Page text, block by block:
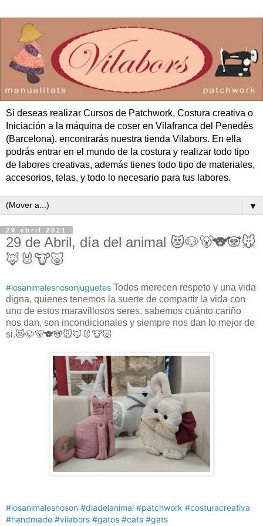
Si deseas realizar Cursos de Patchwork, Costura creativa o
Iniciación a la máquina de coser en Vilafranca del Penedès
(Barcelona), encontrarás nuestra tienda Vilabors. En ella
podrás entrar en el mundo de la costura y realizar todo tipo
de labores creativas, además tienes todo tipo de materiales,
accesorios, telas, y todo lo necesario para tus labores.
▼
29 abril 2021
29 de Abril, día del animal 😻🐶🐻🐨🐼🐭
🦊🐰🐮🐷
#losanimalesnosonjuguetes Todos merecen respeto y una vida
digna, quienes tenemos la suerte de compartir la vida con
uno de estos maravillosos seres, sabemos cuánto cariño
nos dan, son incondicionales y siempre nos dan lo mejor de
si.😻🐶🐻🐨🐼🐭🦊🐰🐮🐷
#losanimalesnoson #diadelanimal #patchwork #costuracreativa
#handmade #vilabors #gatos #cats #gats